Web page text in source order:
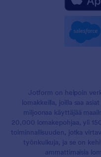
Jotform on helpoin
lomakkeilla, joilla saa
miljoonaa käyttäjää
20,000 lomakepohjaa, yli
toiminnallisuuden, jotka
työnkulkuja, ja se on
ammattimaisia